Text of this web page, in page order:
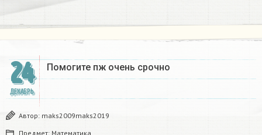
24
ДЕКАБРЬ
Помогите пж очень срочно​
Автор: maks2009maks2019
Предмет: Математика